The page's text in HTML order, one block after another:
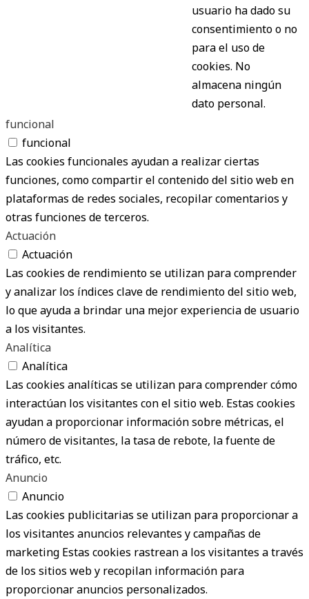
usuario ha dado su
consentimiento o no
para el uso de
cookies. No
almacena ningún
dato personal.
funcional
funcional
Las cookies funcionales ayudan a realizar ciertas
funciones, como compartir el contenido del sitio web en
plataformas de redes sociales, recopilar comentarios y
otras funciones de terceros.
Actuación
Actuación
Las cookies de rendimiento se utilizan para comprender
y analizar los índices clave de rendimiento del sitio web,
lo que ayuda a brindar una mejor experiencia de usuario
a los visitantes.
Analítica
Analítica
Las cookies analíticas se utilizan para comprender cómo
interactúan los visitantes con el sitio web. Estas cookies
ayudan a proporcionar información sobre métricas, el
número de visitantes, la tasa de rebote, la fuente de
tráfico, etc.
Anuncio
Anuncio
Las cookies publicitarias se utilizan para proporcionar a
los visitantes anuncios relevantes y campañas de
marketing Estas cookies rastrean a los visitantes a través
de los sitios web y recopilan información para
proporcionar anuncios personalizados.